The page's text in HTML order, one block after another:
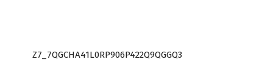
Z7_7QGCHA41L0RP906P422Q9QGGQ3